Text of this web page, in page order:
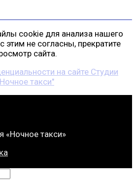
cookie для анализа нашего
этим не согласны, прекратите
сайта.
на сайте Студии
такси"
«Ночное такси»